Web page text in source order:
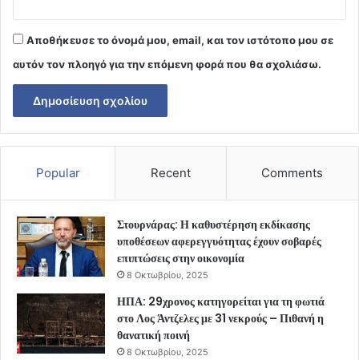
Αποθήκευσε το όνομά μου, email, και τον ιστότοπο μου σε
αυτόν τον πλοηγό για την επόμενη φορά που θα σχολιάσω.
Popular Recent Comments
Στουρνάρας: Η καθυστέρηση εκδίκασης
υποθέσεων αφερεγγυότητας έχουν σοβαρές
επιπτώσεις στην οικονομία
8 Οκτωβρίου, 2025
ΗΠΑ: 29χρονος κατηγορείται για τη φωτιά
στο Λος Άντζελες με 31 νεκρούς – Πιθανή η
θανατική ποινή
8 Οκτωβρίου, 2025